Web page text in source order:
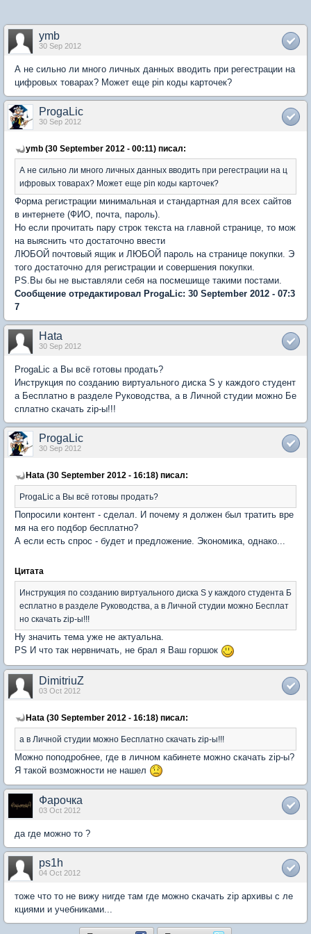
ymb
30 Sep 2012
А не сильно ли много личных данных вводить при регестрации на
цифровых товарах? Может еще pin коды карточек?
ProgaLic
30 Sep 2012
ymb (30 September 2012 - 00:11) писал:
А не сильно ли много личных данных вводить при регестрации на ц
ифровых товарах? Может еще pin коды карточек?
Форма регистрации минимальная и стандартная для всех сайтов
в интернете (ФИО, почта, пароль).
Но если прочитать пару строк текста на главной странице, то мож
на выяснить что достаточно ввести
ЛЮБОЙ почтовый ящик и ЛЮБОЙ пароль на странице покупки. Э
того достаточно для регистрации и совершения покупки.
PS.Вы бы не выставляли себя на посмешище такими постами.
Сообщение отредактировал ProgaLic: 30 September 2012 - 07:3
7
Hata
30 Sep 2012
ProgaLic а Вы всё готовы продать?
Инструкция по созданию виртуального диска S у каждого студент
а Бесплатно в разделе Руководства, а в Личной студии можно Бе
сплатно скачать zip-ы!!!
ProgaLic
30 Sep 2012
Hata (30 September 2012 - 16:18) писал:
ProgaLic а Вы всё готовы продать?
Попросили контент - сделал. И почему я должен был тратить вре
мя на его подбор бесплатно?
А если есть спрос - будет и предложение. Экономика, однако...
Цитата
Инструкция по созданию виртуального диска S у каждого студента Б
есплатно в разделе Руководства, а в Личной студии можно Бесплат
но скачать zip-ы!!!
Ну значить тема уже не актуальна.
PS И что так нервничать, не брал я Ваш горшок
DimitriuZ
03 Oct 2012
Hata (30 September 2012 - 16:18) писал:
а в Личной студии можно Бесплатно скачать zip-ы!!!
Можно поподробнее, где в личном кабинете можно скачать zip-ы?
Я такой возможности не нашел
Фарочка
03 Oct 2012
да где можно то ?
ps1h
04 Oct 2012
тоже что то не вижу нигде там где можно скачать zip архивы с ле
кциями и учебниками...